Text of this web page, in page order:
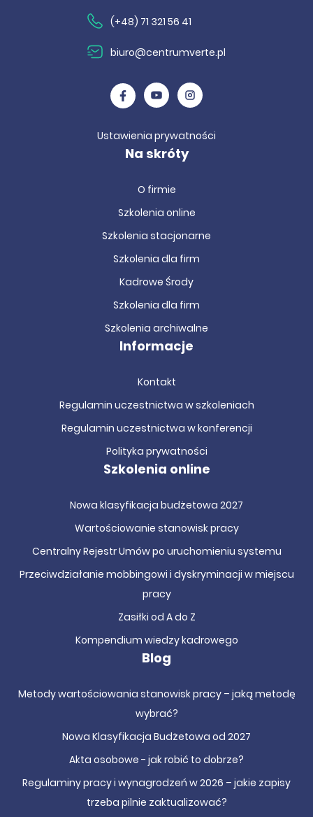
(+48) 71 321 56 41
biuro@centrumverte.pl
Ustawienia prywatności
Na skróty
O firmie
Szkolenia online
Szkolenia stacjonarne
Szkolenia dla firm
Kadrowe Środy
Szkolenia dla firm
Szkolenia archiwalne
Informacje
Kontakt
Regulamin uczestnictwa w szkoleniach
Regulamin uczestnictwa w konferencji
Polityka prywatności
Szkolenia online
Nowa klasyfikacja budżetowa 2027
Wartościowanie stanowisk pracy
Centralny Rejestr Umów po uruchomieniu systemu
Przeciwdziałanie mobbingowi i dyskryminacji w miejscu
pracy
Zasiłki od A do Z
Kompendium wiedzy kadrowego
Blog
Metody wartościowania stanowisk pracy – jaką metodę
wybrać?
Nowa Klasyfikacja Budżetowa od 2027
Akta osobowe - jak robić to dobrze?
Regulaminy pracy i wynagrodzeń w 2026 – jakie zapisy
trzeba pilnie zaktualizować?